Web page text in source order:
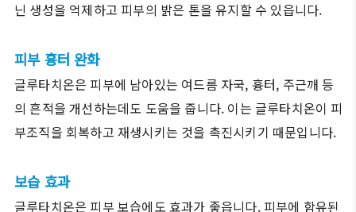
닌 생성을 억제하고 피부의 밝은 톤을 유지할 수 있읍니다.
피부 흉터 완화
글루타치온은 피부에 남아있는 여드름 자국, 흉터, 주근깨 등
의 흔적을 개선하는데도 도움을 줍니다. 이는 글루타치온이 피
부조직을 회복하고 재생시키는 것을 촉진시키기 때문입니다.
보습 효과
글루타치온은 피부 보습에도 효과가 좋읍니다. 피부에 함유된